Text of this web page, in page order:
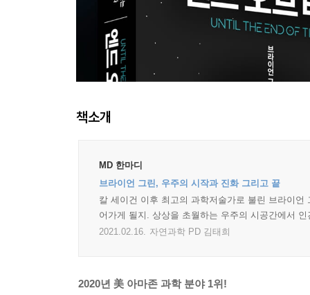
책소개
MD 한마디
브라이언 그린, 우주의 시작과 진화 그리고 끝
칼 세이건 이후 최고의 과학저술가로 불린 브라이
어가게 될지. 상상을 초월하는 우주의 시공간에서
2021.02.16. 자연과학 PD 김태희
2020년 美 아마존 과학 분야 1위!